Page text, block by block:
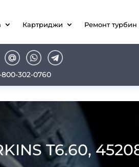
Картриджи Ремонт турбин
800-302-0760
T6.60,